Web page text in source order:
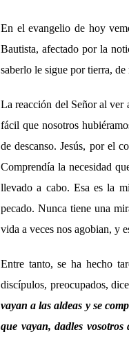
En el evangelio de hoy
Bautista, afectado por la
saberlo le sigue por tierra, de
La reacción del Señor al ver
fácil que nosotros
de descanso. Jesús, por el
Comprendía la necesidad
llevado a cabo. Esa es la
pecado. Nunca tiene una
vida a veces nos agobian, y
Entre tanto, se ha hecho
discípulos, preocupados,
vayan a las aldeas y se
que vayan, dadles vosotros